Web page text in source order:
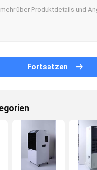
Fortsetzen